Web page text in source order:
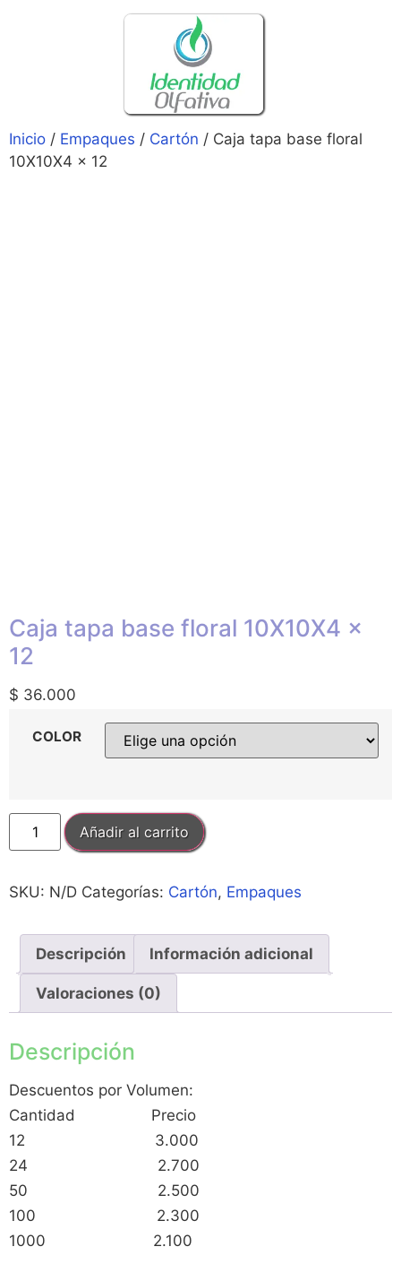
Inicio / Empaques / Cartón / Caja tapa base floral
10X10X4 x 12
Caja tapa base floral 10X10X4 x
12
$ 36.000
COLOR
Añadir al carrito
SKU: N/D Categorías: Cartón, Empaques
Descripción Información adicional
Valoraciones (0)
Descripción
Descuentos por Volumen:
Cantidad Precio
12 3.000
24 2.700
50 2.500
100 2.300
1000 2.100